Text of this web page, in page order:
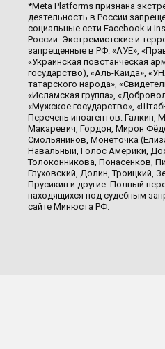
*Meta Platforms признана
деятельность в России
социальные сети Facebook и
России. Экстремистские и
запрещенные в РФ: «АУЕ»,
«Украинская повстанческая
государство), «Аль-Каида»,
татарского народа»,
«Исламская группа»,
«Мужское государство»,
Перечень иноагентов: Галкин,
Макаревич, Гордон, Мирон
Смольянинов, Монеточка
Навальный, Голос Америки,
Толоконникова, Понасенков,
Глуховский, Долин, Троицкий,
Прусикин и другие. Полный
находящихся под судебным
сайте Минюста РФ.